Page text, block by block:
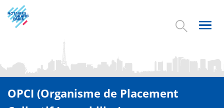
Aller
au
contenu
OPCI (Organisme de Placement